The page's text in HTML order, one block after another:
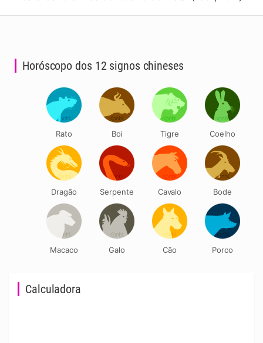
Calculadora
Horóscopo dos 12 signos chineses
Rato Boi Tigre Coelho
Dragão Serpente Cavalo Bode
Macaco Galo Cão Porco